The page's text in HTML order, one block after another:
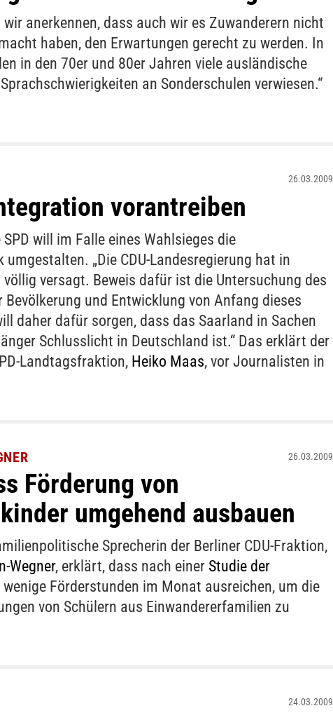
wir anerkennen, dass auch wir es Zuwanderern nicht
haben, den Erwartungen gerecht zu werden. In
in den 70er und 80er Jahren viele ausländische
an Sonderschulen verwiesen.“
vorantreiben
26.03.2009
will im Falle eines Wahlsieges die
„Die CDU-Landesregierung hat in
versagt. Beweis dafür ist die Untersuchung des
und Entwicklung von Anfang dieses
daher dafür sorgen, dass das Saarland in Sachen
Schlusslicht in Deutschland ist.“ Das erklärt der
Landtagsfraktion, Heiko Maas, vor Journalisten in
Förderung von
umgehend ausbauen
26.03.2009
Sprecherin der Berliner CDU-Fraktion,
Wegner, erklärt, dass nach einer Studie der
wenige Förderstunden im Monat ausreichen, um die
von Schülern aus Einwandererfamilien zu
24.03.2009